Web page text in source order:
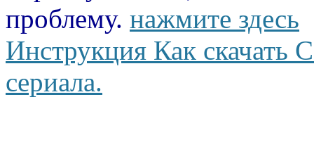
проблему. нажмите здесь
Инструкция Как скачать
сериала.